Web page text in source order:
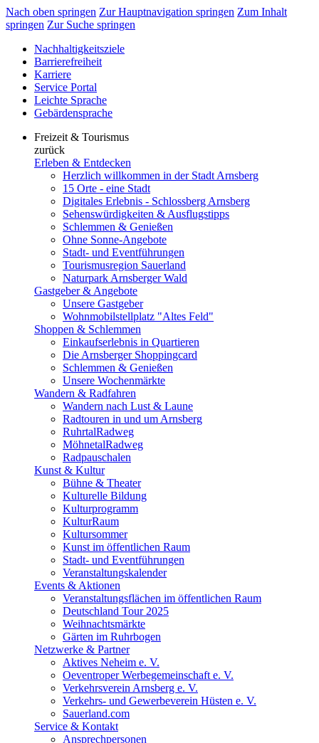
Nach oben springen Zur Hauptnavigation springen Zum Inhalt
springen Zur Suche springen
Nachhaltigkeitsziele
Barrierefreiheit
Karriere
Service Portal
Leichte Sprache
Gebärdensprache
Freizeit & Tourismus
zurück
Erleben & Entdecken
Herzlich willkommen in der Stadt Arnsberg
15 Orte - eine Stadt
Digitales Erlebnis - Schlossberg Arnsberg
Sehenswürdigkeiten & Ausflugstipps
Schlemmen & Genießen
Ohne Sonne-Angebote
Stadt- und Eventführungen
Tourismusregion Sauerland
Naturpark Arnsberger Wald
Gastgeber & Angebote
Unsere Gastgeber
Wohnmobilstellplatz "Altes Feld"
Shoppen & Schlemmen
Einkaufserlebnis in Quartieren
Die Arnsberger Shoppingcard
Schlemmen & Genießen
Unsere Wochenmärkte
Wandern & Radfahren
Wandern nach Lust & Laune
Radtouren in und um Arnsberg
RuhrtalRadweg
MöhnetalRadweg
Radpauschalen
Kunst & Kultur
Bühne & Theater
Kulturelle Bildung
Kulturprogramm
KulturRaum
Kultursommer
Kunst im öffentlichen Raum
Stadt- und Eventführungen
Veranstaltungskalender
Events & Aktionen
Veranstaltungsflächen im öffentlichen Raum
Deutschland Tour 2025
Weihnachtsmärkte
Gärten im Ruhrbogen
Netzwerke & Partner
Aktives Neheim e. V.
Oeventroper Werbegemeinschaft e. V.
Verkehrsverein Arnsberg e. V.
Verkehrs- und Gewerbeverein Hüsten e. V.
Sauerland.com
Service & Kontakt
Ansprechpersonen